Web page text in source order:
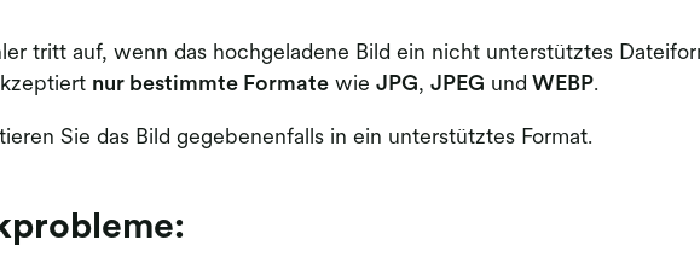
tritt auf, wenn das hochgeladene Bild ein nicht unterstütztes
nur bestimmte Formatewie JPG, JPEG und WEBP.
Sie das Bild gegebenenfalls in ein unterstütztes Format.